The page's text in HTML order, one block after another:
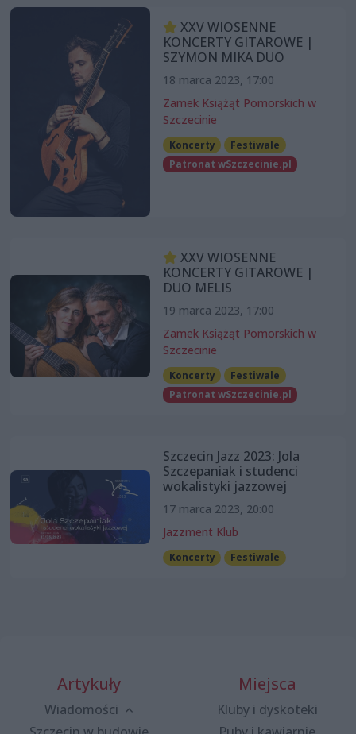
XXV WIOSENNE
KONCERTY GITAROWE |
SZYMON MIKA DUO
18 marca 2023, 17:00
Zamek Książąt Pomorskich w
Szczecinie
Koncerty
Festiwale
Patronat wSzczecinie.pl
XXV WIOSENNE
KONCERTY GITAROWE |
DUO MELIS
19 marca 2023, 17:00
Zamek Książąt Pomorskich w
Szczecinie
Koncerty
Festiwale
Patronat wSzczecinie.pl
Szczecin Jazz 2023: Jola
Szczepaniak i studenci
wokalistyki jazzowej
17 marca 2023, 20:00
Jazzment Klub
Koncerty Festiwale
Artykuły
Wiadomości
Miejsca
Kluby i dyskoteki